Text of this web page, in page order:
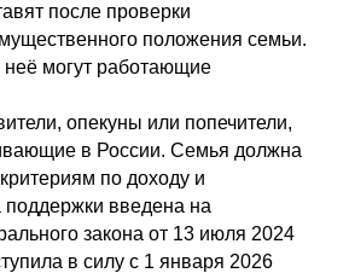
после проверки
положения семьи.
неё могут работающие
опекуны или попечители,
в России. Семья должна
по доходу и
введена на
закона от 13 июля 2024
в силу с 1 января 2026